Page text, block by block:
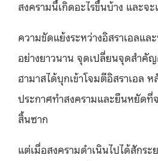
สงครามนี้เกิดอะไรขึ้นบ้าง และจ
ความขัดแย้งระหว่างอิสราเอลแล
อย่างยาวนาน จุดเปลี่ยนจุดสำคั
ฮามาสได้บุกเข้าโจมตีอิสราเอล
ประกาศทำสงครามและยืนหยัดที่
สิ้นซาก
แต่เมื่อสงครามดำเนินไปได้สักระ